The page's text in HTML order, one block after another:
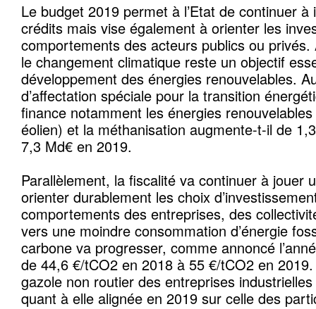
Le budget 2019 permet à l’Etat de continuer
crédits mais vise également à orienter les
comportements des acteurs publics ou
le changement climatique reste un objectif
développement des énergies renouvelables.
d’affectation spéciale pour la transition
finance notamment les énergies
éolien) et la méthanisation augmente-t-il de
7,3 Md€ en 2019.
Parallèlement, la fiscalité va continuer à jouer
orienter durablement les choix
comportements des entreprises, des
vers une moindre consommation d’énergie
carbone va progresser, comme annoncé
de 44,6 €/tCO2 en 2018 à 55 €/tCO2 en
gazole non routier des entreprises
quant à elle alignée en 2019 sur celle des